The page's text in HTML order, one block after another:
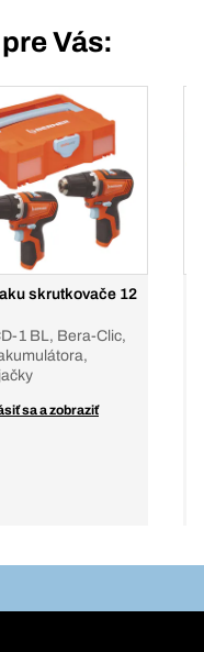
Vás:
skrutkovače 12
1 BL, Bera-Clic,
sa a zobraziť